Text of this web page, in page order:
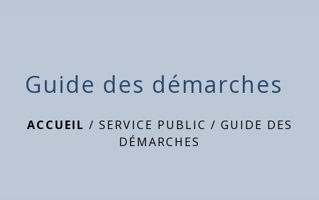
Guide des démarches
ACCUEIL / SERVICE PUBLIC / GUIDE DES
DÉMARCHES